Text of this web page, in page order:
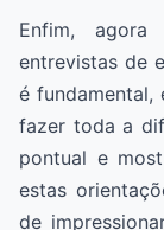
Enfim,
entrevistas de
é fundamental,
fazer toda a
pontual e
estas
de